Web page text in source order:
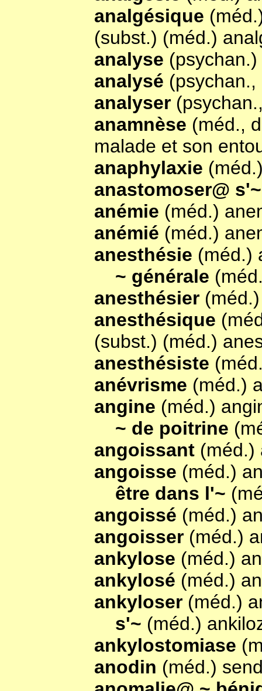
analgésique
(subst.) (méd.)
analyse
analysé
analyser
anamnèse (méd.,
malade et son
anaphylaxie
anastomoser@
anémie (méd.)
anémié (méd.)
anesthésie (méd.)
~ générale
anesthésier
anesthésique
(subst.) (méd.)
anesthésiste
anévrisme (méd.)
angine (méd.)
~ de poitrine
angoissant (méd.)
angoisse (méd.)
être dans l'~
angoissé (méd.)
angoisser (méd.)
ankylose (méd.)
ankylosé (méd.)
ankyloser (méd.)
s'~ (méd.)
ankylostomiase
anodin (méd.)